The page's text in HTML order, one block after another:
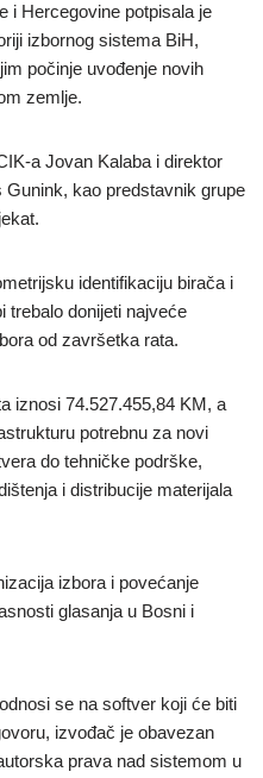
i Hercegovine potpisala je
izbornog sistema BiH,
počinje uvođenje novih
zemlje.
a Jovan Kalaba i direktor
kao predstavnik grupe
identifikaciju birača i
trebalo donijeti najveće
od završetka rata.
iznosi 74.527.455,84 KM, a
potrebnu za novi
do tehničke podrške,
i distribucije materijala
izbora i povećanje
glasanja u Bosni i
se na softver koji će biti
izvođač je obavezan
prava nad sistemom u